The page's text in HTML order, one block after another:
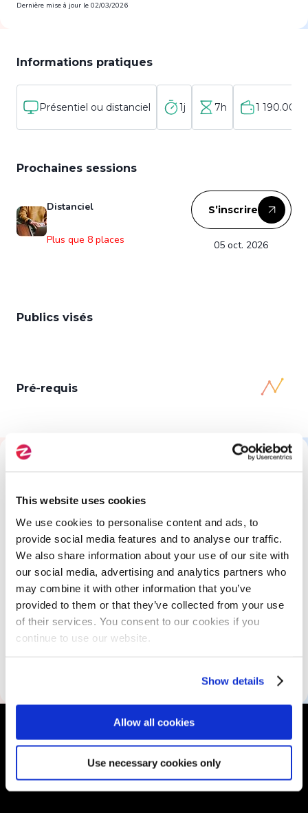
This website uses cookies
We use cookies to personalise content and ads, to
provide social media features and to analyse our traffic.
We also share information about your use of our site with
our social media, advertising and analytics partners who
may combine it with other information that you’ve
provided to them or that they’ve collected from your use
of their services. You consent to our cookies if you
continue to use our website.
Show details
Allow all cookies
Use necessary cookies only
Dernière mise à jour le 02/03/2026
Informations pratiques
Présentiel ou distanciel 1j 7h 1 190.00 €
Prochaines sessions
Distanciel
Plus que 8 places 05 oct. 2026
S’inscrire
Publics visés
Pré-requis
Modalités pédagogiques et
évaluation des acquis
Les ressources pédagogiques
Les informations sur